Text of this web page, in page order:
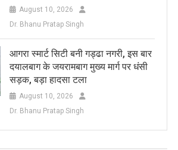
August 10, 2026
Dr. Bhanu Pratap Singh
आगरा स्मार्ट सिटी बनी गड्ढा नगरी, इस बार
दयालबाग के जयरामबाग मुख्य मार्ग पर धंसी
सड़क, बड़ा हादसा टला
August 10, 2026
Dr. Bhanu Pratap Singh